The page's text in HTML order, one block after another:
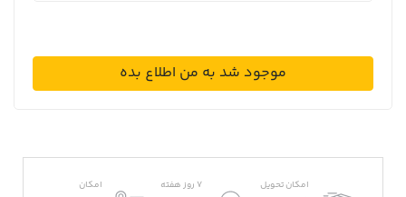
موجود شد به من اطلاع بده
امکان تحویل
7 روز هفته
امکان